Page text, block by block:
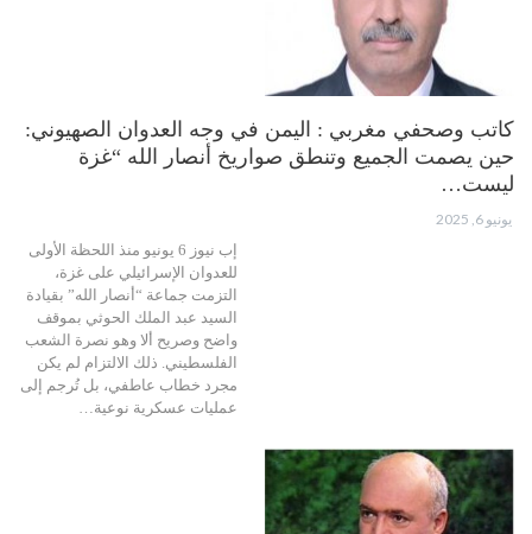
كاتب وصحفي مغربي : اليمن في وجه العدوان الصهيوني:
حين يصمت الجميع وتنطق صواريخ أنصار الله “غزة
ليست…
يونيو 6, 2025
إب نيوز 6 يونيو منذ اللحظة الأولى
للعدوان الإسرائيلي على غزة،
التزمت جماعة “أنصار الله” بقيادة
السيد عبد الملك الحوثي بموقف
واضح وصريح ألا وهو نصرة الشعب
الفلسطيني. ذلك الالتزام لم يكن
مجرد خطاب عاطفي، بل تُرجم إلى
عمليات عسكرية نوعية…